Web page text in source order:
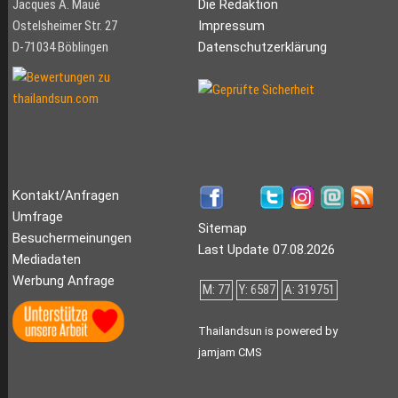
Jacques A. Maué
Ostelsheimer Str. 27
D-71034 Böblingen
Die Redaktion
Impressum
Datenschutzerklärung
Kontakt/Anfragen
Umfrage
Besuchermeinungen
Mediadaten
Werbung Anfrage
Sitemap
Last Update 07.08.2026
M: 77 Y: 6587 A: 319751
Thailandsun is powered by
jamjam CMS